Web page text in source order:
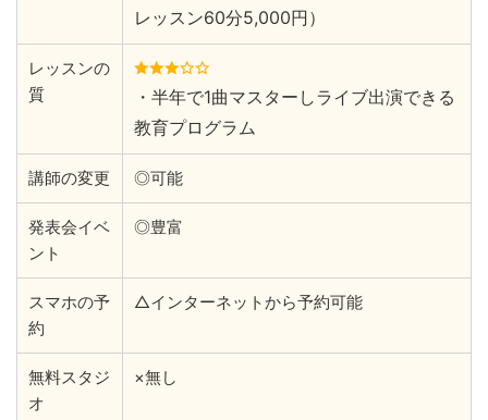
レッスン60分5,000円）
レッスンの
質
・半年で1曲マスターしライブ出演できる
教育プログラム
講師の変更 ◎可能
発表会イベ
ント
◎豊富
スマホの予
約
△インターネットから予約可能
無料スタジ
オ
×無し